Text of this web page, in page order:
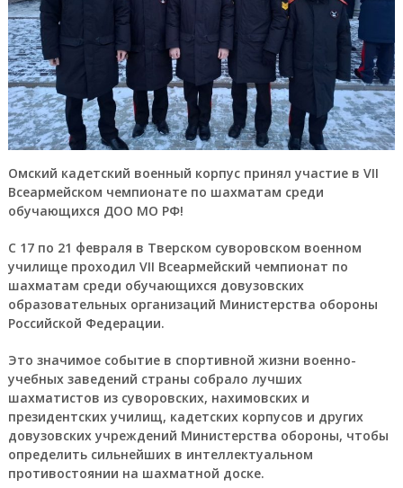
Омский кадетский военный корпус принял участие в VII
Всеармейском чемпионате по шахматам среди
обучающихся ДОО МО РФ!
С 17 по 21 февраля в Тверском суворовском военном
училище проходил VII Всеармейский чемпионат по
шахматам среди обучающихся довузовских
образовательных организаций Министерства обороны
Российской Федерации.
Это значимое событие в спортивной жизни военно-
учебных заведений страны собрало лучших
шахматистов из суворовских, нахимовских и
президентских училищ, кадетских корпусов и других
довузовских учреждений Министерства обороны, чтобы
определить сильнейших в интеллектуальном
противостоянии на шахматной доске.